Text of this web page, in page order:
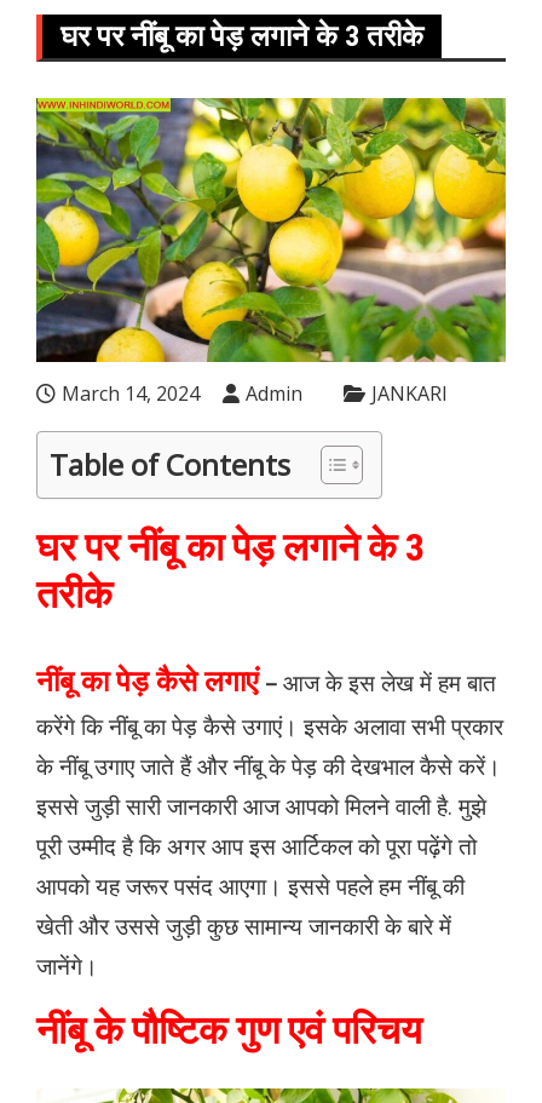
घर पर नींबू का पेड़ लगाने के 3 तरीके
March 14, 2024 Admin JANKARI
Table of Contents
घर पर नींबू का पेड़ लगाने के 3
तरीके
नींबू का पेड़ कैसे लगाएं – आज के इस लेख में हम बात
करेंगे कि नींबू का पेड़ कैसे उगाएं। इसके अलावा सभी प्रकार
के नींबू उगाए जाते हैं और नींबू के पेड़ की देखभाल कैसे करें।
इससे जुड़ी सारी जानकारी आज आपको मिलने वाली है. मुझे
पूरी उम्मीद है कि अगर आप इस आर्टिकल को पूरा पढ़ेंगे तो
आपको यह जरूर पसंद आएगा। इससे पहले हम नींबू की
खेती और उससे जुड़ी कुछ सामान्य जानकारी के बारे में
जानेंगे।
नींबू के पौष्टिक गुण एवं परिचय